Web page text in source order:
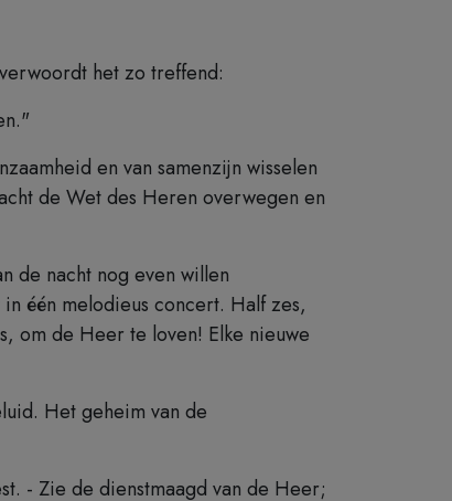
het zo treffend:
en van samenzijn wisselen
de Wet des Heren overwegen en
de nacht nog even willen
één melodieus concert. Half zes,
om de Heer te loven! Elke nieuwe
Het geheim van de
- Zie de dienstmaagd van de Heer;